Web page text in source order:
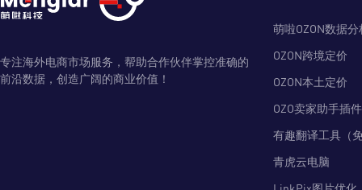
专注海外电商市场服务，帮助合作伙伴掌控准确的
前沿数据，创造广阔的商业价值！
萌啦OZON数据分
OZON跨境定价
OZON本土定价
OZO卖家助手插件
有趣翻译工具（
青虎云电脑